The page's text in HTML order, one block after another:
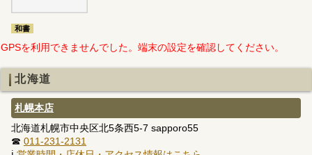
和書
GPSを利用できませんでした。端末の設定を確認してください。
北海道
札幌本店
北海道札幌市中央区北5条西5-7 sapporo55
☎ 011-231-2131